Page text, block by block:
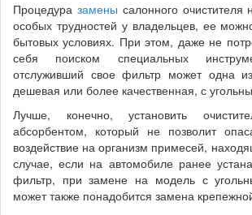
Процедура замены салонного очистителя
особых трудностей у владельцев, ее
бытовых условиях. При этом, даже не
себя поиском специальных
отслуживший свое фильтр может одна
дешевая или более качественная, с
Лучше, конечно, установить
абсорбентом, который не позволит
воздействие на организм примесей,
случае, если на автомобиле ранее
фильтр, при замене на модель с
может также понадобится замена